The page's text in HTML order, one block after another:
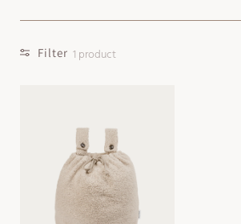
Filter 1 product